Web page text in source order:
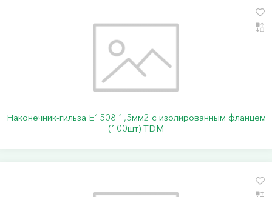
Наконечник-гильза Е1508 1,5мм2 с изолированным фланцем
(100шт) TDM